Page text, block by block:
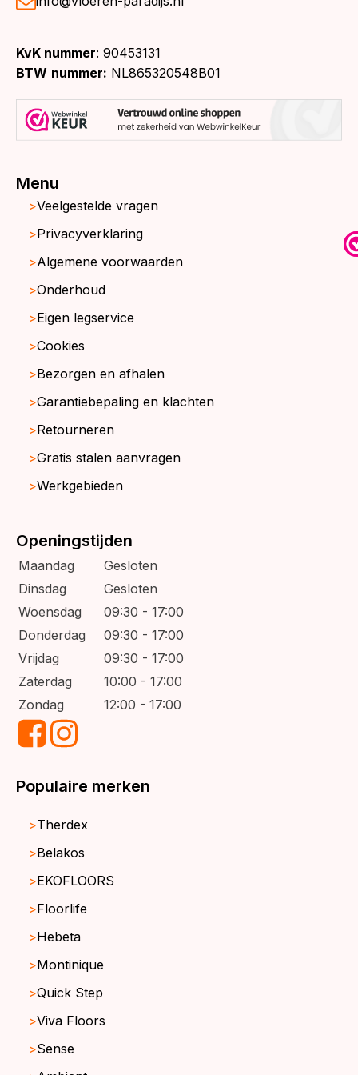
KvK nummer: 90453131
BTW nummer: NL865320548B01
Menu
Veelgestelde vragen
Privacyverklaring
Algemene voorwaarden
Onderhoud
Eigen legservice
Cookies
Bezorgen en afhalen
Garantiebepaling en klachten
Retourneren
Gratis stalen aanvragen
Werkgebieden
Openingstijden
Maandag
Gesloten
Dinsdag
Gesloten
Woensdag
09:30 - 17:00
Donderdag
09:30 - 17:00
Vrijdag
09:30 - 17:00
Zaterdag
10:00 - 17:00
Zondag
12:00 - 17:00
Populaire merken
Therdex
Belakos
EKOFLOORS
Floorlife
Hebeta
Montinique
Quick Step
Viva Floors
Sense